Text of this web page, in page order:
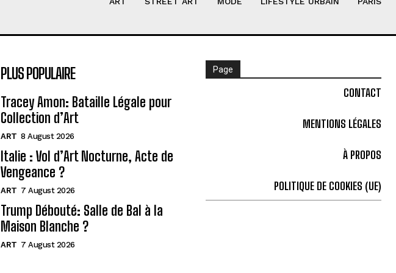
PLUS POPULAIRE
Tracey Amon: Bataille Légale pour
Collection d’Art
ART 8 August 2026
Italie : Vol d’Art Nocturne, Acte de
Vengeance ?
ART 7 August 2026
Trump Débouté: Salle de Bal à la
Maison Blanche ?
ART 7 August 2026
Page
CONTACT
MENTIONS LÉGALES
À PROPOS
POLITIQUE DE COOKIES (UE)